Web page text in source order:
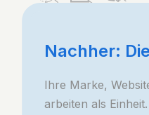
Nachher:
Ihre Marke,
arbeiten als